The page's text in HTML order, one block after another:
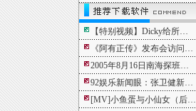
【特别视频】Dicky给所…
《阿有正传》发布会访问…
2005年8月16日南海探班…
92娱乐新闻眼：张卫健新…
[MV]小鱼蛋与小仙女（后…